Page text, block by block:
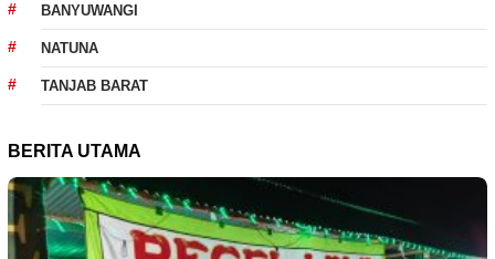
BANYUWANGI
NATUNA
TANJAB BARAT
BERITA UTAMA